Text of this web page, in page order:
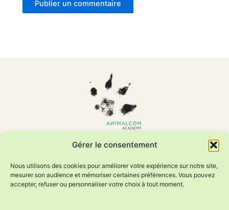
Gérer le consentement
Nous utilisons des cookies pour améliorer votre expérience sur notre site,
mesurer son audience et mémoriser certaines préférences. Vous pouvez
accepter, refuser ou personnaliser votre choix à tout moment.
Formations en comportement animal et relation humain–animal
Valérie